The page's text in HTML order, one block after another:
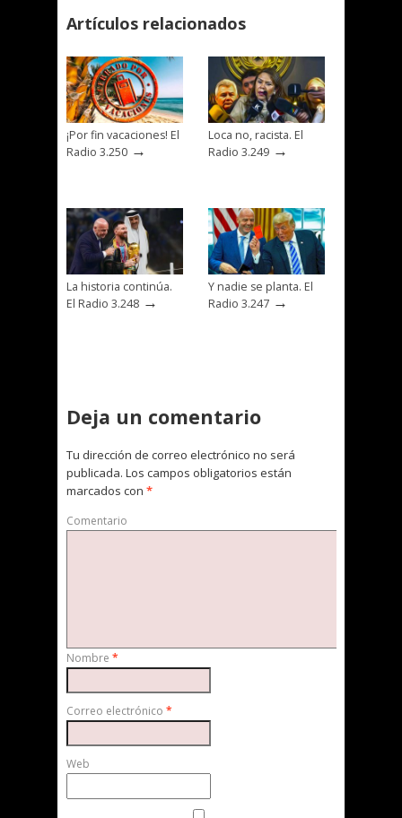
Artículos relacionados
¡Por fin vacaciones! El
Radio 3.250 →
Loca no, racista. El
Radio 3.249 →
La historia continúa.
El Radio 3.248 →
Y nadie se planta. El
Radio 3.247 →
Deja un comentario
Tu dirección de correo electrónico no será
publicada. Los campos obligatorios están
marcados con *
Comentario
Nombre *
Correo electrónico *
Web